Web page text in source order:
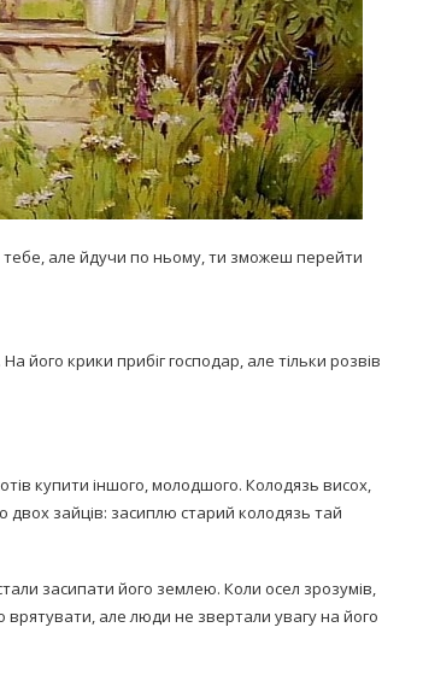
але йдучи по ньому, ти зможеш перейти
його крики прибіг господар, але тільки розвів
купити іншого, молодшого. Колодязь висох,
зайців: засиплю старий колодязь тай
засипати його землею. Коли осел зрозумів,
врятувати, але люди не звертали увагу на його
08/Січ/2021